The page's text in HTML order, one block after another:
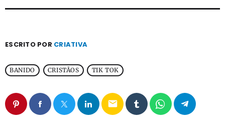
ESCRITO POR CRIATIVA
BANIDO CRISTÃOS TIK TOK
email